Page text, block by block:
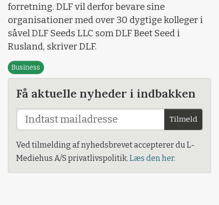
forretning. DLF vil derfor bevare sine
organisationer med over 30 dygtige kolleger i
såvel DLF Seeds LLC som DLF Beet Seed i
Rusland, skriver DLF.
Business
Få aktuelle nyheder i indbakken
Tilmeld
Ved tilmelding af nyhedsbrevet accepterer du L-
Mediehus A/S privatlivspolitik. Læs den her.